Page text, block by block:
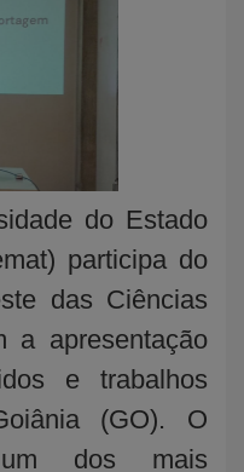
do Estado
participa do
das Ciências
a apresentação
e trabalhos
(GO). O
dos mais